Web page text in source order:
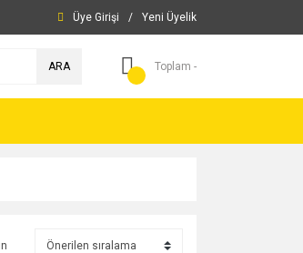
Üye Girişi / Yeni Üyelik
ARA Toplam -